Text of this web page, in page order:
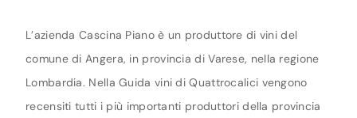
L’azienda Cascina Piano è un produttore di vini del
comune di Angera, in provincia di Varese, nella regione
Lombardia. Nella Guida vini di Quattrocalici vengono
recensiti tutti i più importanti produttori della provincia